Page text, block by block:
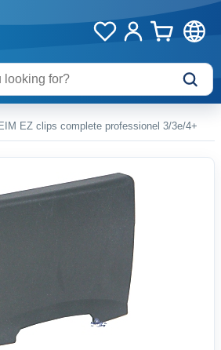
EZ clips complete professionel 3/3e/4+